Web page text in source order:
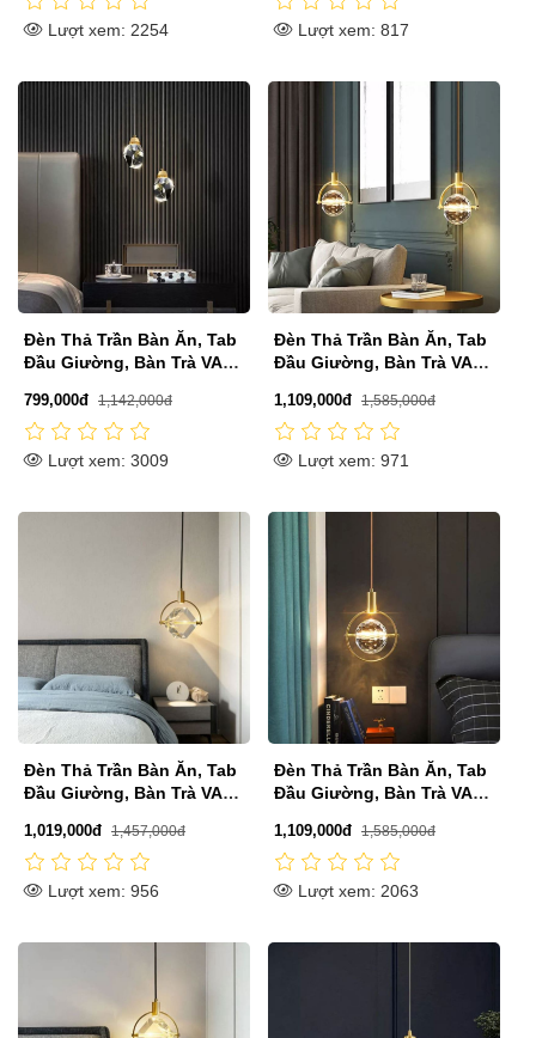
Lượt xem: 2254 Lượt xem: 817
Đèn Thả Trần Bàn Ăn, Tab
Đầu Giường, Bàn Trà VA-
799,000đ 1,142,000đ
Lượt xem: 3009
Đèn Thả Trần Bàn Ăn, Tab
Đầu Giường, Bàn Trà VA-
1,109,000đ 1,585,000đ
Lượt xem: 971
Đèn Thả Trần Bàn Ăn, Tab
Đầu Giường, Bàn Trà VA-
1,019,000đ 1,457,000đ
Lượt xem: 956
Đèn Thả Trần Bàn Ăn, Tab
Đầu Giường, Bàn Trà VA-
1,109,000đ 1,585,000đ
Lượt xem: 2063